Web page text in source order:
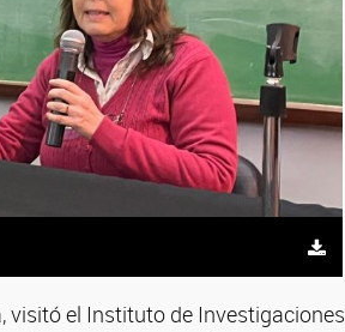
visitó el Instituto de Investigaciones